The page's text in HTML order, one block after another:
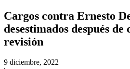
Cargos contra Ernesto
desestimados después de
revisión
9 diciembre, 2022